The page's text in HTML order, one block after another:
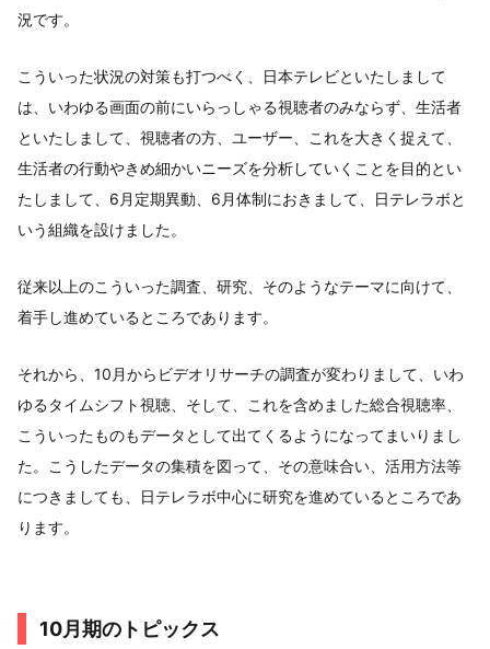
況です。
こういった状況の対策も打つべく、日本テレビといたしまして
は、いわゆる画面の前にいらっしゃる視聴者のみならず、生活者
といたしまして、視聴者の方、ユーザー、これを大きく捉えて、
生活者の行動やきめ細かいニーズを分析していくことを目的とい
たしまして、6月定期異動、6月体制におきまして、日テレラボと
いう組織を設けました。
従来以上のこういった調査、研究、そのようなテーマに向けて、
着手し進めているところであります。
それから、10月からビデオリサーチの調査が変わりまして、いわ
ゆるタイムシフト視聴、そして、これを含めました総合視聴率、
こういったものもデータとして出てくるようになってまいりまし
た。こうしたデータの集積を図って、その意味合い、活用方法等
につきましても、日テレラボ中心に研究を進めているところであ
ります。
10月期のトピックス